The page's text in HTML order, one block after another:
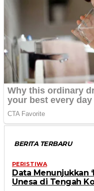
BERITA TERBARU
PERISTIWA
Data Menunjukkan
Unesa di Tengah